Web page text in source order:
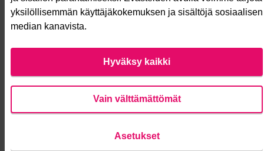
yksilöllisemmän käyttäjäkokemuksen ja sisältöjä sosiaalisen
median kanavista.
Hyväksy kaikki
Vain välttämättömät
Asetukset
Asukasbudjetin vaiheet
Usein kysytyt kysymykset
Saavutettavuusseloste
Lataa avoimet datatiedostot
Evästeasetukset